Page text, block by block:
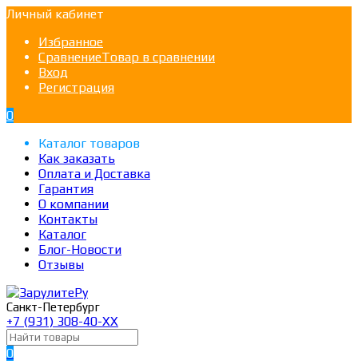
Личный кабинет
Избранное
СравнениеТовар в сравнении
Вход
Регистрация
0
Каталог товаров
Как заказать
Оплата и Доставка
Гарантия
О компании
Контакты
Каталог
Блог-Новости
Отзывы
Санкт-Петербург
+7 (931) 308-40-ХХ
0